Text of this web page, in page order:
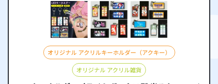
小さな看板のような存在感を放ちます。 特別感のあるオリジナルグッ
ズとして、アニメ・アーティスト系グッズや同人アイテムなど幅広い
シーンで活躍する注目のアイテムです。
オリジナル アクリルキーホルダー（アクキー）
オリジナル アクリル雑貨